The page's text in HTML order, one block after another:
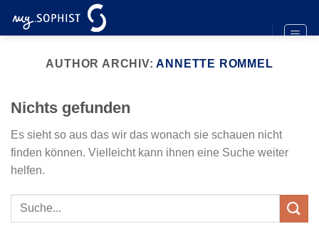
Inhalt
AUTHOR ARCHIV:ANNETTE ROMMEL
Nichts gefunden
Es sieht so aus das wir das wonach sie schauen nicht
finden können. Vielleicht kann ihnen eine Suche weiter
helfen.